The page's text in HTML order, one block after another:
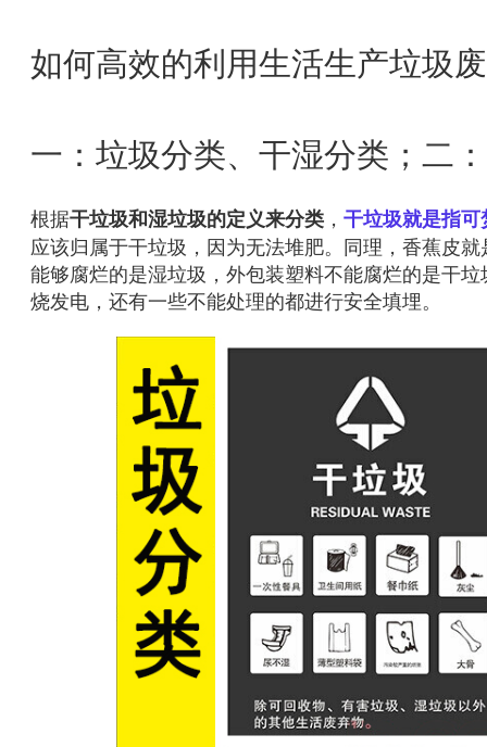
如何高效的利用生活生产垃圾
一：垃圾分类、干湿分类；二
根据干垃圾和湿垃圾的定义来分类 ， 干垃圾就是指可
应该归属于干垃圾，因为无法堆肥。同理，香蕉皮
能够腐烂的是湿垃圾，外包装塑料不能腐烂的是干
烧发电，还有一些不能处理的都进行安全填埋。